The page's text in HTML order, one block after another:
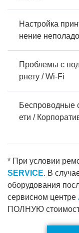
Настройка
нение
Проблемы с
рнету / Wi-Fi
Беспроводные
ети /
* При условии
SERVICE. В
оборудования
сервисном центре
ПОЛНУЮ